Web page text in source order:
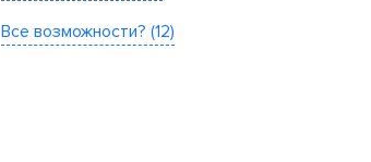
Все возможности? (12)